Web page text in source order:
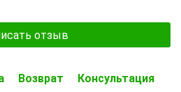
отзыв
Возврат Консультация